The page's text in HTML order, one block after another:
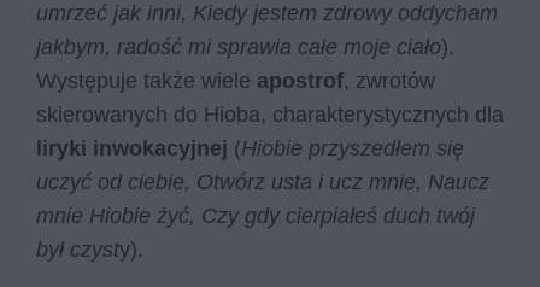
umrzeć jak inni, Kiedy jestem zdrowy oddycham
jakbym, radość mi sprawia całe moje ciało).
Występuje także wiele apostrof, zwrotów
skierowanych do Hioba, charakterystycznych dla
liryki inwokacyjnej (Hiobie przyszedłem się
uczyć od ciebie, Otwórz usta i ucz mnie, Naucz
mnie Hiobie żyć, Czy gdy cierpiałeś duch twój
był czysty).